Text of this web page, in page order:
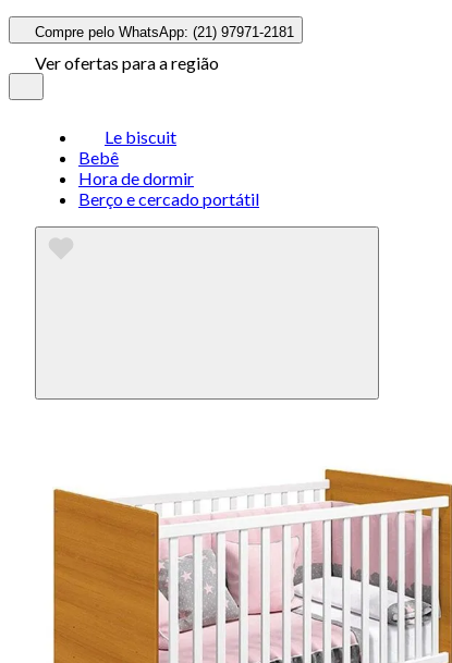
Compre pelo WhatsApp: (21) 97971-2181
Ver ofertas para a região
Le biscuit
Bebê
Hora de dormir
Berço e cercado portátil